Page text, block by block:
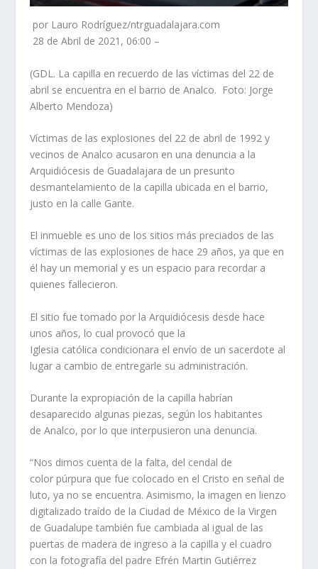
por Lauro Rodríguez/ntrguadalajara.com
28 de Abril de 2021, 06:00 –
(GDL. La capilla en recuerdo de las víctimas del 22 de
abril se encuentra en el barrio de Analco. Foto: Jorge
Alberto Mendoza)
Víctimas de las explosiones del 22 de abril de 1992 y
vecinos de Analco acusaron en una denuncia a la
Arquidiócesis de Guadalajara de un presunto
desmantelamiento de la capilla ubicada en el barrio,
justo en la calle Gante.
El inmueble es uno de los sitios más preciados de las
víctimas de las explosiones de hace 29 años, ya que en
él hay un memorial y es un espacio para recordar a
quienes fallecieron.
El sitio fue tomado por la Arquidiócesis desde hace
unos años, lo cual provocó que la
Iglesia católica condicionara el envío de un sacerdote al
lugar a cambio de entregarle su administración.
Durante la expropiación de la capilla habrían
desaparecido algunas piezas, según los habitantes
de Analco, por lo que interpusieron una denuncia.
“Nos dimos cuenta de la falta, del cendal de
color púrpura que fue colocado en el Cristo en señal de
luto, ya no se encuentra. Asimismo, la imagen en lienzo
digitalizado traído de la Ciudad de México de la Virgen
de Guadalupe también fue cambiada al igual de las
puertas de madera de ingreso a la capilla y el cuadro
con la fotografía del padre Efrén Martin Gutiérrez